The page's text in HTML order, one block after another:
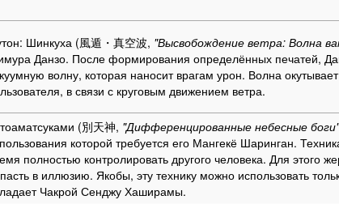
Шинкуха (風遁・真空波, "Высвобождение ветра: Волна
Данзо. После формирования определённых печатей,
волну, которая наносит врагам урон. Волна
в связи с круговым движением ветра.
(別天神, "Дифференцированные небесные боги"
которой требуется его Мангекё Шаринган.
полностью контролировать другого человека. Для этого
в иллюзию. Якобы, эту технику можно использовать
Чакрой Сенджу Хаширамы.